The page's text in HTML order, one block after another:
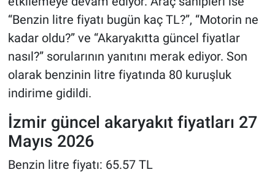
“Benzin litre fiyatı bugün kaç TL?”, “Motorin ne
kadar oldu?” ve “Akaryakıtta güncel fiyatlar
nasıl?” sorularının yanıtını merak ediyor. Son
olarak benzinin litre fiyatında 80 kuruşluk
indirime gidildi.
İzmir güncel akaryakıt fiyatları 27
Mayıs 2026
Benzin litre fiyatı: 65.57 TL